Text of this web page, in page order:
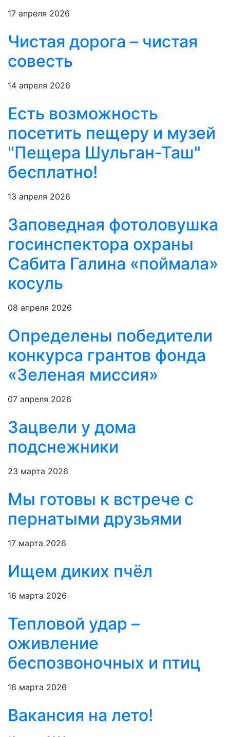
17 апреля 2026
Чистая дорога – чистая
совесть
14 апреля 2026
Есть возможность
посетить пещеру и музей
"Пещера Шульган-Таш"
бесплатно!
13 апреля 2026
Заповедная фотоловушка
госинспектора охраны
Сабита Галина «поймала»
косуль
08 апреля 2026
Определены победители
конкурса грантов фонда
«Зеленая миссия»
07 апреля 2026
Зацвели у дома
подснежники
23 марта 2026
Мы готовы к встрече с
пернатыми друзьями
17 марта 2026
Ищем диких пчёл
16 марта 2026
Тепловой удар –
оживление
беспозвоночных и птиц
16 марта 2026
Вакансия на лето!